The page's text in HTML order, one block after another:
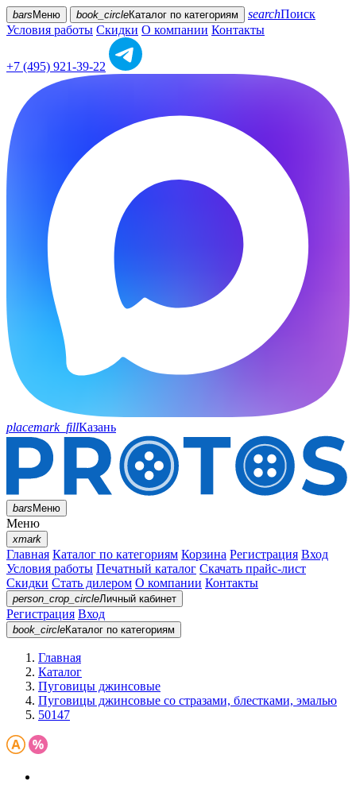
bars Меню book_circleКаталог по категориям searchПоиск
Условия работы Скидки О компании Контакты
+7 (495) 921-39-22
placemark_fillКазань
barsМеню
Меню
xmark
Главная Каталог по категориям Корзина Регистрация Вход
Условия работы Печатный каталог Скачать прайс-лист
Скидки Стать дилером О компании Контакты
person_crop_circleЛичный кабинет
Регистрация Вход
book_circleКаталог по категориям
Главная
Каталог
Пуговицы джинсовые
Пуговицы джинсовые со стразами, блестками, эмалью
50147